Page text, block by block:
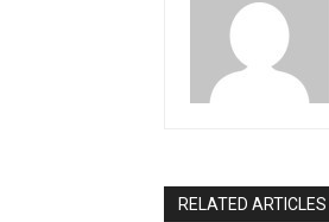
RELATED ARTICLES